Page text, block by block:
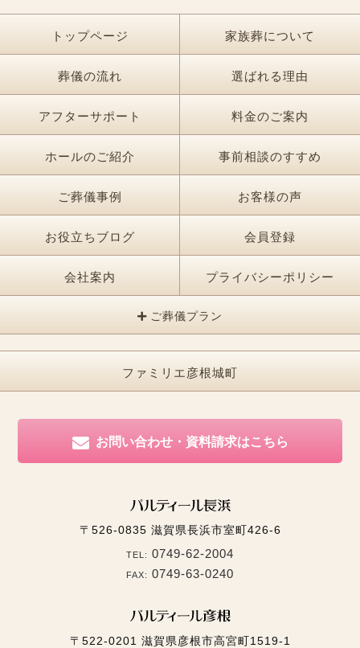
トップページ 家族葬について
葬儀の流れ 選ばれる理由
アフターサポート 料金のご案内
ホールのご紹介 事前相談のすすめ
ご葬儀事例 お客様の声
お役立ちブログ 会員登録
会社案内 プライバシーポリシー
ご葬儀プラン
ファミリエ彦根城町
お問い合わせ・資料請求はこちら
〒526-0835 滋賀県長浜市室町426-6
TEL: 0749-62-2004
FAX: 0749-63-0240
〒522-0201 滋賀県彦根市高宮町1519-1